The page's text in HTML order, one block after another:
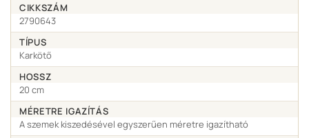
CIKKSZÁM
2790643
TÍPUS
Karkötő
HOSSZ
20 cm
MÉRETRE IGAZÍTÁS
A szemek kiszedésével egyszerűen méretre igazítható